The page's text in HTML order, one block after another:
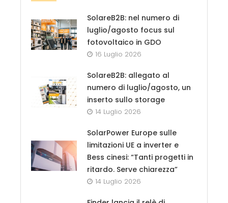
SolareB2B: nel numero di
luglio/agosto focus sul
fotovoltaico in GDO
16 Luglio 2026
SolareB2B: allegato al
numero di luglio/agosto, un
inserto sullo storage
14 Luglio 2026
SolarPower Europe sulle
limitazioni UE a inverter e
Bess cinesi: “Tanti progetti in
ritardo. Serve chiarezza”
14 Luglio 2026